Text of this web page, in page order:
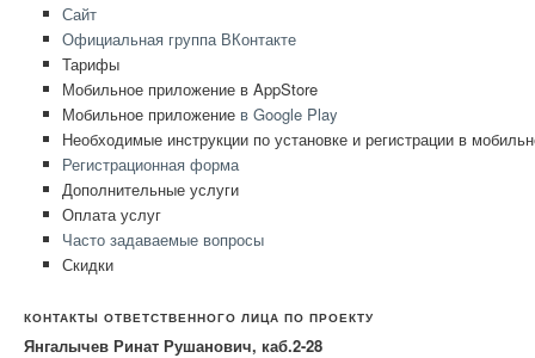
Сайт
Официальная группа ВКонтакте
Тарифы
Мобильное приложение в AppStore
Мобильное приложение вGoogle Play
Необходимые инструкции по установке и регистрации в
Регистрационная форма
Дополнительные услуги
Оплата услуг
Часто задаваемые вопросы
Скидки
КОНТАКТЫ ОТВЕТСТВЕННОГО ЛИЦА ПО ПРОЕКТУ
Янгалычев Ринат Рушанович, каб.2-28